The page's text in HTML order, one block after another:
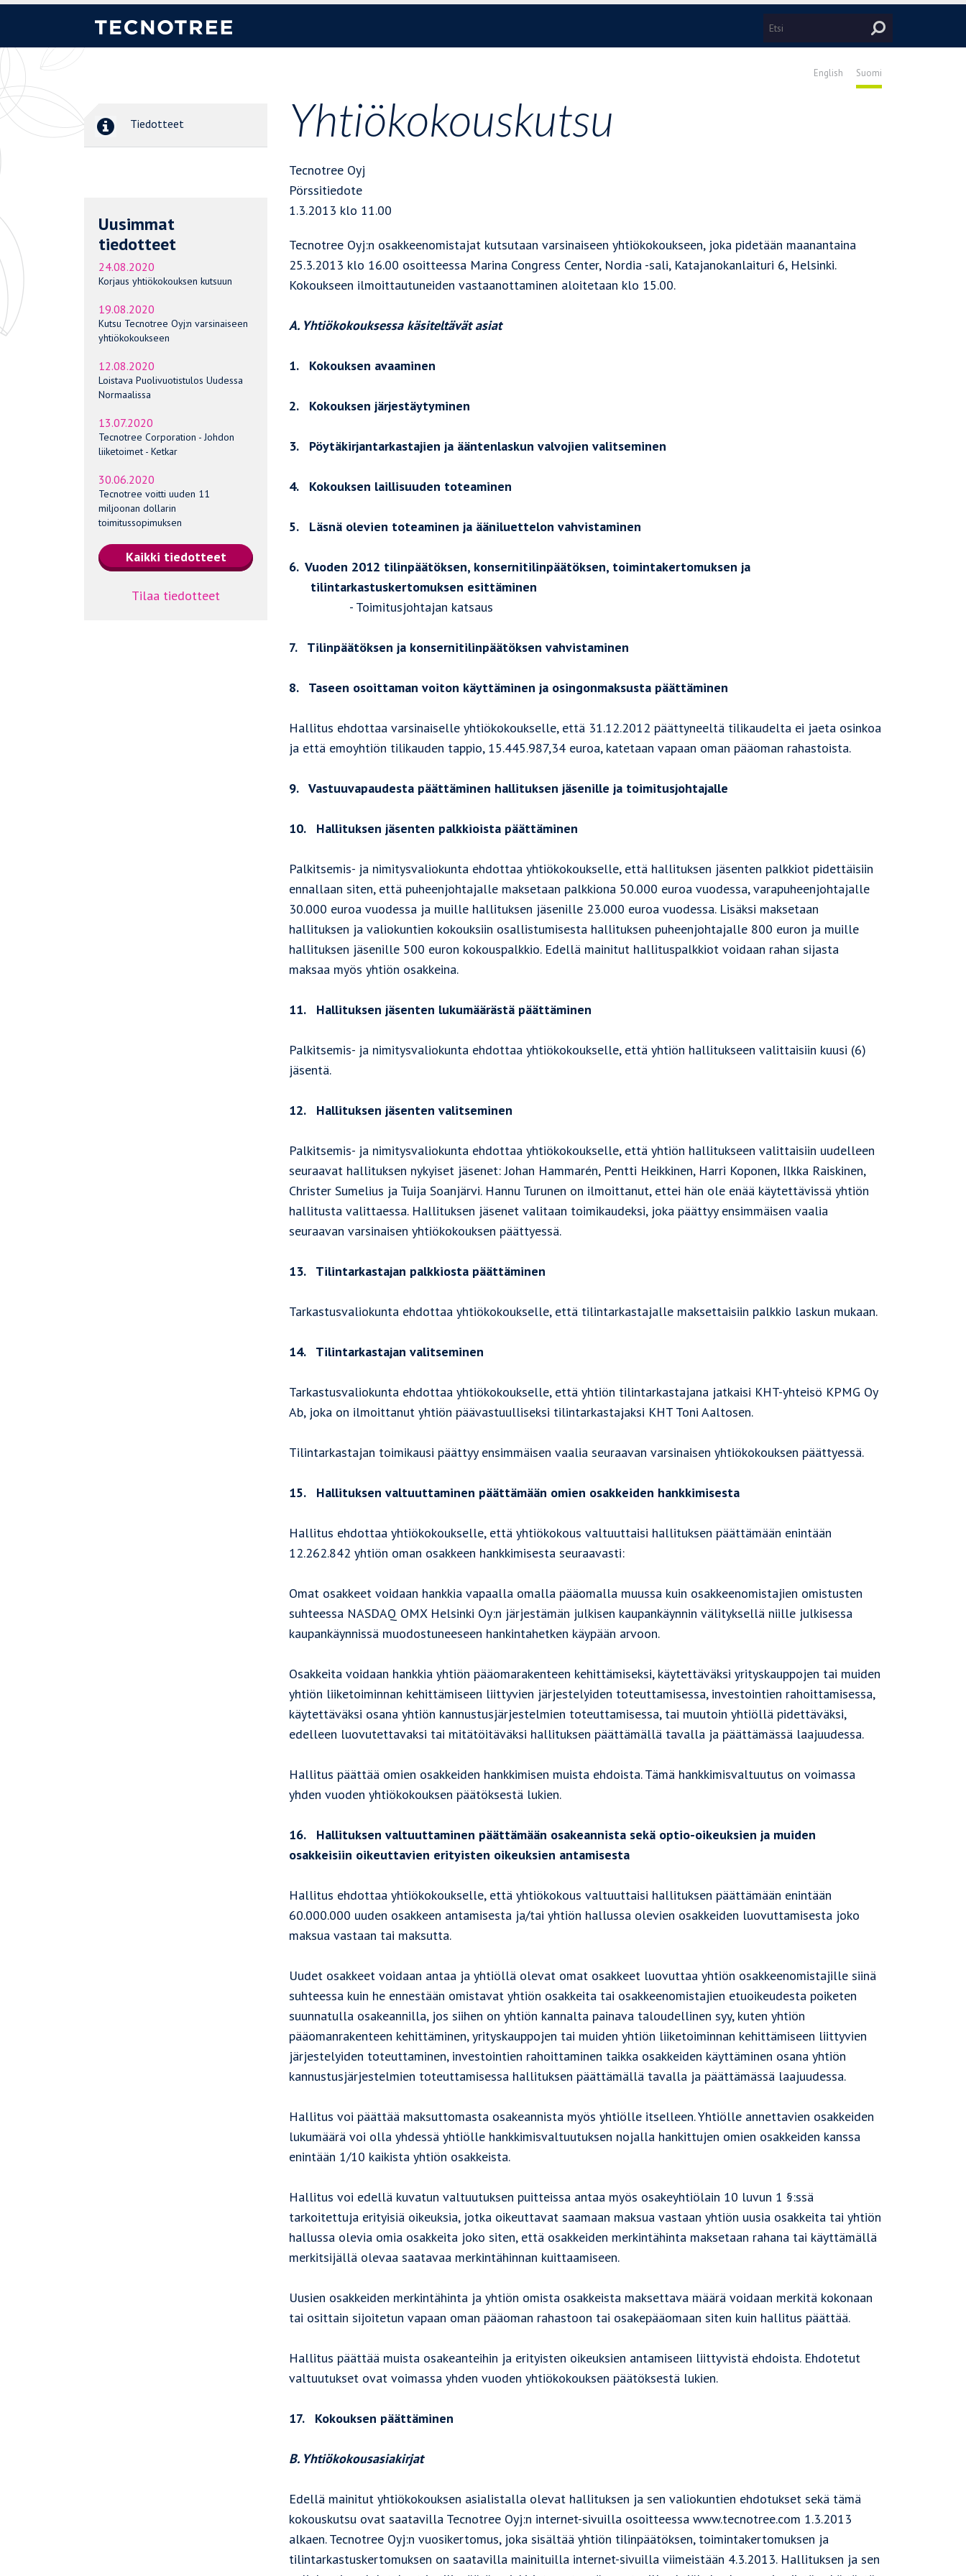
Suomi
English
Tiedotteet
Uusimmat
tiedotteet
24.08.2020
Korjaus yhtiökokouksen kutsuun
19.08.2020
Kutsu Tecnotree Oyj:n varsinaiseen
yhtiökokoukseen
12.08.2020
Loistava Puolivuotistulos Uudessa
Normaalissa
13.07.2020
Tecnotree Corporation - Johdon
liiketoimet - Ketkar
30.06.2020
Tecnotree voitti uuden 11
miljoonan dollarin
toimitussopimuksen
Tilaa tiedotteet
Yhtiökokouskutsu
Tecnotree Oyj
Pörssitiedote
1.3.2013 klo 11.00
Tecnotree Oyj:n osakkeenomistajat kutsutaan varsinaiseen yhtiökokoukseen, joka pidetään maanantaina
25.3.2013 klo 16.00 osoitteessa Marina Congress Center, Nordia -sali, Katajanokanlaituri 6, Helsinki.
Kokoukseen ilmoittautuneiden vastaanottaminen aloitetaan klo 15.00.
A. Yhtiökokouksessa käsiteltävät asiat
1. Kokouksen avaaminen
2. Kokouksen järjestäytyminen
3. Pöytäkirjantarkastajien ja ääntenlaskun valvojien valitseminen
4. Kokouksen laillisuuden toteaminen
5. Läsnä olevien toteaminen ja ääniluettelon vahvistaminen
6. Vuoden 2012 tilinpäätöksen, konsernitilinpäätöksen, toimintakertomuksen ja
tilintarkastuskertomuksen esittäminen
- Toimitusjohtajan katsaus
7. Tilinpäätöksen ja konsernitilinpäätöksen vahvistaminen
8. Taseen osoittaman voiton käyttäminen ja osingonmaksusta päättäminen
Hallitus ehdottaa varsinaiselle yhtiökokoukselle, että 31.12.2012 päättyneeltä tilikaudelta ei jaeta osinkoa
ja että emoyhtiön tilikauden tappio, 15.445.987,34 euroa, katetaan vapaan oman pääoman rahastoista.
9. Vastuuvapaudesta päättäminen hallituksen jäsenille ja toimitusjohtajalle
10. Hallituksen jäsenten palkkioista päättäminen
Palkitsemis- ja nimitysvaliokunta ehdottaa yhtiökokoukselle, että hallituksen jäsenten palkkiot pidettäisiin
ennallaan siten, että puheenjohtajalle maksetaan palkkiona 50.000 euroa vuodessa, varapuheenjohtajalle
30.000 euroa vuodessa ja muille hallituksen jäsenille 23.000 euroa vuodessa. Lisäksi maksetaan
hallituksen ja valiokuntien kokouksiin osallistumisesta hallituksen puheenjohtajalle 800 euron ja muille
hallituksen jäsenille 500 euron kokouspalkkio. Edellä mainitut hallituspalkkiot voidaan rahan sijasta
maksaa myös yhtiön osakkeina.
11. Hallituksen jäsenten lukumäärästä päättäminen
Palkitsemis- ja nimitysvaliokunta ehdottaa yhtiökokoukselle, että yhtiön hallitukseen valittaisiin kuusi (6)
jäsentä.
12. Hallituksen jäsenten valitseminen
Palkitsemis- ja nimitysvaliokunta ehdottaa yhtiökokoukselle, että yhtiön hallitukseen valittaisiin uudelleen
seuraavat hallituksen nykyiset jäsenet: Johan Hammarén, Pentti Heikkinen, Harri Koponen, Ilkka Raiskinen,
Christer Sumelius ja Tuija Soanjärvi. Hannu Turunen on ilmoittanut, ettei hän ole enää käytettävissä yhtiön
hallitusta valittaessa. Hallituksen jäsenet valitaan toimikaudeksi, joka päättyy ensimmäisen vaalia
seuraavan varsinaisen yhtiökokouksen päättyessä.
13. Tilintarkastajan palkkiosta päättäminen
Tarkastusvaliokunta ehdottaa yhtiökokoukselle, että tilintarkastajalle maksettaisiin palkkio laskun mukaan.
14. Tilintarkastajan valitseminen
Tarkastusvaliokunta ehdottaa yhtiökokoukselle, että yhtiön tilintarkastajana jatkaisi KHT-yhteisö KPMG Oy
Ab, joka on ilmoittanut yhtiön päävastuulliseksi tilintarkastajaksi KHT Toni Aaltosen.
Tilintarkastajan toimikausi päättyy ensimmäisen vaalia seuraavan varsinaisen yhtiökokouksen päättyessä.
15. Hallituksen valtuuttaminen päättämään omien osakkeiden hankkimisesta
Hallitus ehdottaa yhtiökokoukselle, että yhtiökokous valtuuttaisi hallituksen päättämään enintään
12.262.842 yhtiön oman osakkeen hankkimisesta seuraavasti:
Omat osakkeet voidaan hankkia vapaalla omalla pääomalla muussa kuin osakkeenomistajien omistusten
suhteessa NASDAQ OMX Helsinki Oy:n järjestämän julkisen kaupankäynnin välityksellä niille julkisessa
kaupankäynnissä muodostuneeseen hankintahetken käypään arvoon.
Osakkeita voidaan hankkia yhtiön pääomarakenteen kehittämiseksi, käytettäväksi yrityskauppojen tai muiden
yhtiön liiketoiminnan kehittämiseen liittyvien järjestelyiden toteuttamisessa, investointien rahoittamisessa,
käytettäväksi osana yhtiön kannustusjärjestelmien toteuttamisessa, tai muutoin yhtiöllä pidettäväksi,
edelleen luovutettavaksi tai mitätöitäväksi hallituksen päättämällä tavalla ja päättämässä laajuudessa.
Hallitus päättää omien osakkeiden hankkimisen muista ehdoista. Tämä hankkimisvaltuutus on voimassa
yhden vuoden yhtiökokouksen päätöksestä lukien.
16. Hallituksen valtuuttaminen päättämään osakeannista sekä optio-oikeuksien ja muiden
osakkeisiin oikeuttavien erityisten oikeuksien antamisesta
Hallitus ehdottaa yhtiökokoukselle, että yhtiökokous valtuuttaisi hallituksen päättämään enintään
60.000.000 uuden osakkeen antamisesta ja/tai yhtiön hallussa olevien osakkeiden luovuttamisesta joko
maksua vastaan tai maksutta.
Uudet osakkeet voidaan antaa ja yhtiöllä olevat omat osakkeet luovuttaa yhtiön osakkeenomistajille siinä
suhteessa kuin he ennestään omistavat yhtiön osakkeita tai osakkeenomistajien etuoikeudesta poiketen
suunnatulla osakeannilla, jos siihen on yhtiön kannalta painava taloudellinen syy, kuten yhtiön
pääomanrakenteen kehittäminen, yrityskauppojen tai muiden yhtiön liiketoiminnan kehittämiseen liittyvien
järjestelyiden toteuttaminen, investointien rahoittaminen taikka osakkeiden käyttäminen osana yhtiön
kannustusjärjestelmien toteuttamisessa hallituksen päättämällä tavalla ja päättämässä laajuudessa.
Hallitus voi päättää maksuttomasta osakeannista myös yhtiölle itselleen. Yhtiölle annettavien osakkeiden
lukumäärä voi olla yhdessä yhtiölle hankkimisvaltuutuksen nojalla hankittujen omien osakkeiden kanssa
enintään 1/10 kaikista yhtiön osakkeista.
Hallitus voi edellä kuvatun valtuutuksen puitteissa antaa myös osakeyhtiölain 10 luvun 1 §:ssä
tarkoitettuja erityisiä oikeuksia, jotka oikeuttavat saamaan maksua vastaan yhtiön uusia osakkeita tai yhtiön
hallussa olevia omia osakkeita joko siten, että osakkeiden merkintähinta maksetaan rahana tai käyttämällä
merkitsijällä olevaa saatavaa merkintähinnan kuittaamiseen.
Uusien osakkeiden merkintähinta ja yhtiön omista osakkeista maksettava määrä voidaan merkitä kokonaan
tai osittain sijoitetun vapaan oman pääoman rahastoon tai osakepääomaan siten kuin hallitus päättää.
Hallitus päättää muista osakeanteihin ja erityisten oikeuksien antamiseen liittyvistä ehdoista. Ehdotetut
valtuutukset ovat voimassa yhden vuoden yhtiökokouksen päätöksestä lukien.
17. Kokouksen päättäminen
B. Yhtiökokousasiakirjat
Edellä mainitut yhtiökokouksen asialistalla olevat hallituksen ja sen valiokuntien ehdotukset sekä tämä
kokouskutsu ovat saatavilla Tecnotree Oyj:n internet-sivuilla osoitteessa www.tecnotree.com 1.3.2013
alkaen. Tecnotree Oyj:n vuosikertomus, joka sisältää yhtiön tilinpäätöksen, toimintakertomuksen ja
tilintarkastuskertomuksen on saatavilla mainituilla internet-sivuilla viimeistään 4.3.2013. Hallituksen ja sen